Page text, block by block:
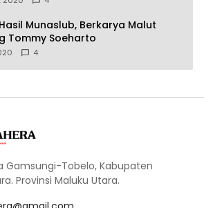
Munaslub, Berkarya Malut
Tommy Soeharto
4
Gamsungi-Tobelo, Kabupaten
Provinsi Maluku Utara.